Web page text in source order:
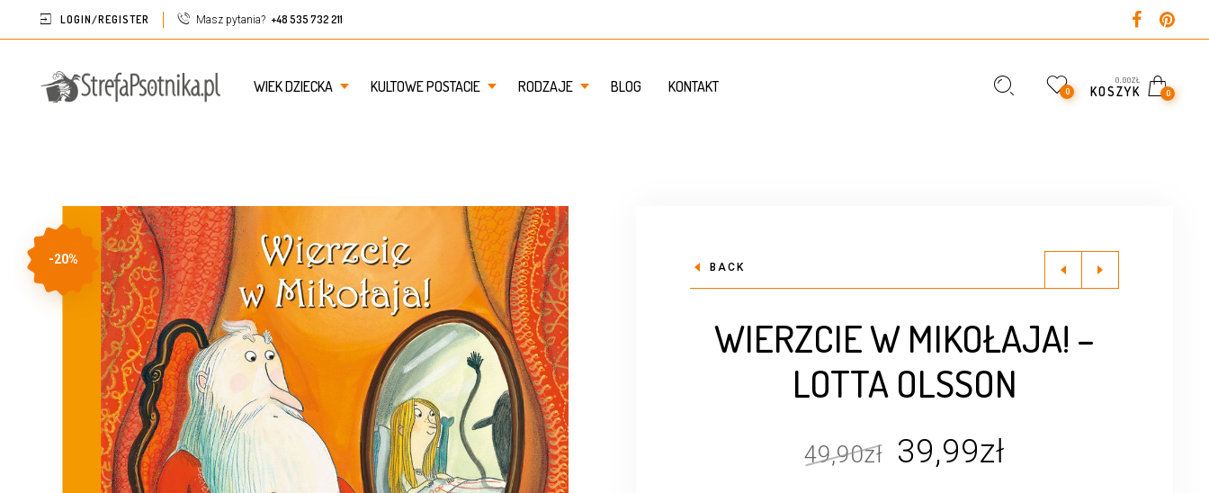
LOGIN/REGISTER Masz pytania? +48 535 732 211
WIEK DZIECKA KULTOWE POSTACIE RODZAJE BLOG KONTAKT 0
0,00ZŁ
KOSZYK 0
-20%
BACK
WIERZCIE W MIKOŁAJA! –
LOTTA OLSSON
49,90zł Pierwotna
39,99zł